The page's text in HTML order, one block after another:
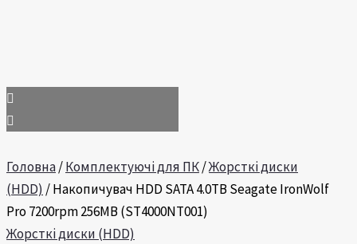
Головна/Комплектуючі для ПК/Жорсткі диски
(HDD) / Накопичувач HDD SATA 4.0TB Seagate IronWolf
Pro 7200rpm 256MB (ST4000NT001)
Жорсткі диски (HDD)